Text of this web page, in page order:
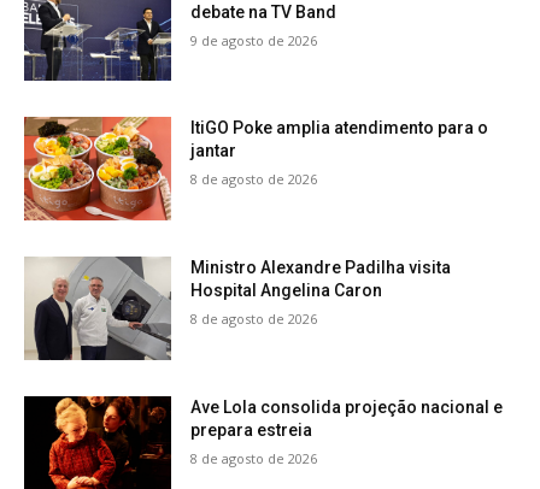
debate na TV Band
9 de agosto de 2026
ItiGO Poke amplia atendimento para o
jantar
8 de agosto de 2026
Ministro Alexandre Padilha visita
Hospital Angelina Caron
8 de agosto de 2026
Ave Lola consolida projeção nacional e
prepara estreia
8 de agosto de 2026